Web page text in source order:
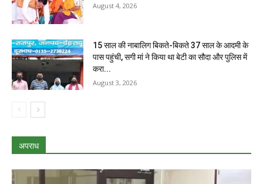
August 4, 2026
15 साल की नाबालिग बिकते-बिकते 37 साल के आदमी के
पास पहुंची, सगी मां ने किया था बेटी का सौदा और पुलिस में
करा...
August 3, 2026
अपराध